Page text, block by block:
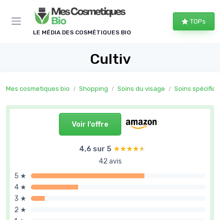
LE MÉDIA DES COSMÉTIQUES BIO
TOPs
Cultiv
Mes cosmetiques bio Shopping Soins du visage Soins
Voir l'offre
4,6 sur 5 ★★★★★
★★★★★
42 avis
5 ★
4 ★
3 ★
2 ★
Panneau de gestion des cookies